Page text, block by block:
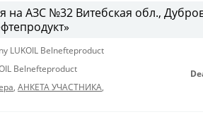
на АЗС №32 Витебская обл.,
LUKOIL Belnefteproduct
Belnefteproduct
, АНКЕТА УЧАСТНИКА,